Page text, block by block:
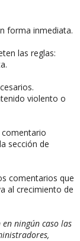
forma inmediata.
las reglas:
violento o
comentario
sección de
comentarios que
al crecimiento de
ningún caso las